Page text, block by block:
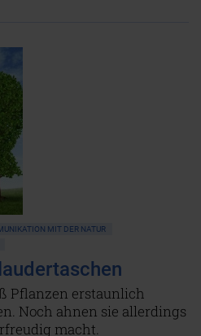
MIT DER NATUR
Pflanzen erstaunlich
Noch ahnen sie allerdings
macht.